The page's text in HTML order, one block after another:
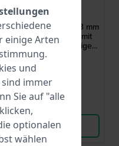
25100141
Elegance 23 mm
Moderne Designuhr mit
strukturierter achteckiger
Lünette
189,00 €
Produkt ansehen
einige Arten
und
immer
Sie auf "alle
optionalen
wählen